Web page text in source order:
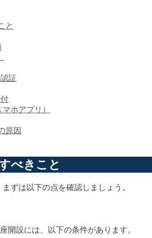
と
証
ホアプリ）
原因
べきこと
ずは以下の点を確認しましょう。
開設には、以下の条件があります。